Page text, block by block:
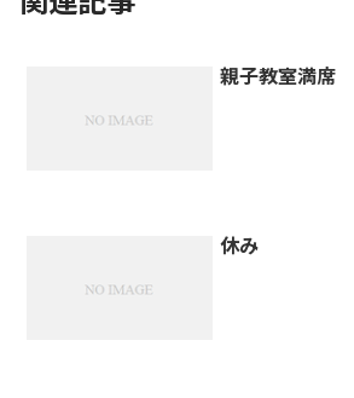
親子教室満席
休み